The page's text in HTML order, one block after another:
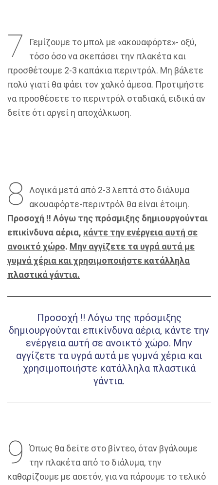
7
Γεμίζουμε το μπολ με «ακουαφόρτε»- οξύ,
τόσο όσο να σκεπάσει την πλακέτα και
προσθέτουμε 2-3 καπάκια περιντρόλ. Μη βάλετε
πολύ γιατί θα φάει τον χαλκό άμεσα. Προτιμήστε
να προσθέσετε το περιντρόλ σταδιακά, ειδικά αν
δείτε ότι αργεί η αποχάλκωση.
8
Λογικά μετά από 2-3 λεπτά στο διάλυμα
ακουαφόρτε-περιντρόλ θα είναι έτοιμη.
Προσοχή !! Λόγω της πρόσμιξης δημιουργούνται
επικίνδυνα αέρια, κάντε την ενέργεια αυτή σε
ανοικτό χώρο. Μην αγγίζετε τα υγρά αυτά με
γυμνά χέρια και χρησιμοποιήστε κατάλληλα
πλαστικά γάντια.
Προσοχή !! Λόγω της πρόσμιξης
δημιουργούνται επικίνδυνα αέρια, κάντε την
ενέργεια αυτή σε ανοικτό χώρο. Μην
αγγίζετε τα υγρά αυτά με γυμνά χέρια και
χρησιμοποιήστε κατάλληλα πλαστικά
γάντια.
9
Όπως θα δείτε στο βίντεο, όταν βγάλουμε
την πλακέτα από το διάλυμα, την
καθαρίζουμε με ασετόν, για να πάρουμε το τελικό